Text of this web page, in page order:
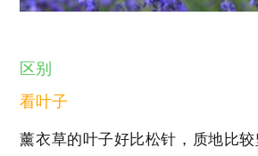
区别
看叶子
薰衣草的叶子好比松针，质地比